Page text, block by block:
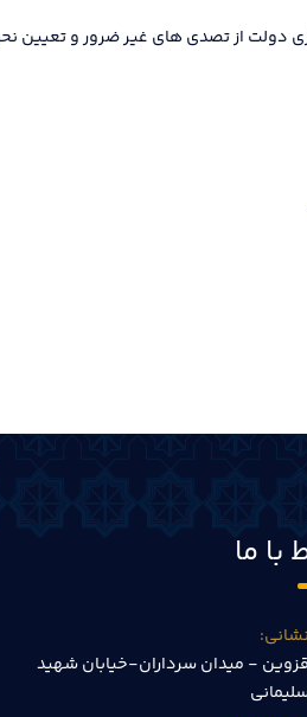
از تصدی های غیر ضرور و تعیین
با ما
نشانی:
قزوین - میدان سرداران-خیابان شهید